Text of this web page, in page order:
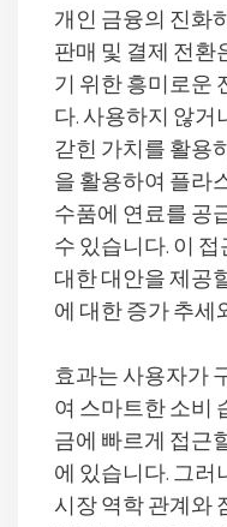
개인 금융의 진화
판매 및 결제 전환
기 위한 흥미로운
다. 사용하지 않거
갇힌 가치를 활용
을 활용하여 플라
수품에 연료를 공
수 있습니다. 이 접
대한 대안을 제공
에 대한 증가 추세
효과는 사용자가
여 스마트한 소비
금에 빠르게 접근
에 있습니다. 그러
시장 역학 관계와